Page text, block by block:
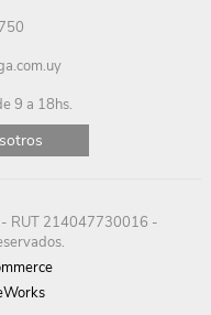
9 a 18hs.
RUT 214047730016 -